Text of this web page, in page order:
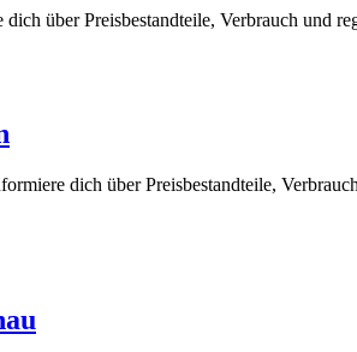
über Preisbestandteile, Verbrauch
dich über Preisbestandteile,